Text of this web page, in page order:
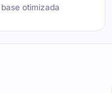
otimizada